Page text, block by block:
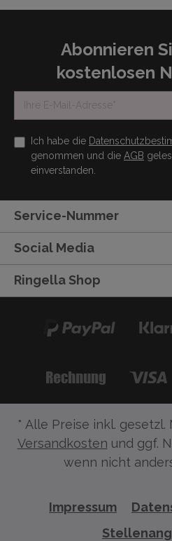
Abonnieren
kostenlosen
Ich habe die
genommen und die AGB
einverstanden.
Service-Nummer
Social Media
Ringella Shop
* Alle Preise inkl.
Versandkosten und ggf.
wenn nicht
Impressum